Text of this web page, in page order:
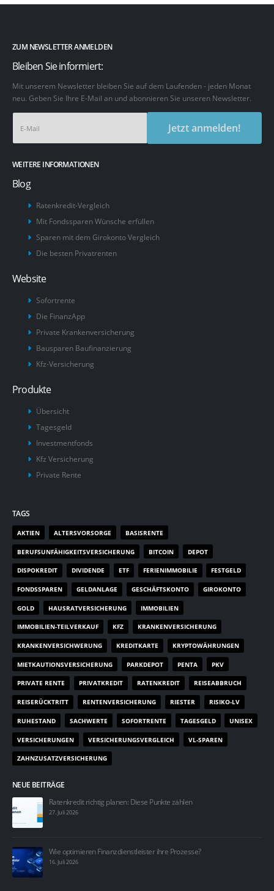
ZUM NEWSLETTER ANMELDEN
Bleiben Sie informiert:
Mit unserem Newsletter bleiben Sie auf dem Laufenden - jeden Monat
neu. Geben Sie Ihre E-Mail an und abonnieren Sie unseren Newsletter.
Jetzt anmelden!
WEITERE INFORMATIONEN
Blog
Ratenkredit-Vergleich
Mit Fondssparen Wünsche erfüllen
Sparen mit dem Girokonto Vergleich
Die besten Privatrenten
Website
Sofortrente
Die FinanzApp
Private Krankenversicherung
Bausparen Baufinanzierung
Kfz-Versicherung
Produkte
Übersicht
Tagesgeld
Investmentfonds
Kfz Versicherung
Private Rente
TAGS
AKTIEN ALTERSVORSORGE BASISRENTE
BERUFSUNFÄHIGKEITSVERSICHERUNG BITCOIN DEPOT
DISPOKREDIT DIVIDENDE ETF FERIENIMMOBILIE FESTGELD
FONDSSPAREN GELDANLAGE GESCHÄFTSKONTO GIROKONTO
GOLD HAUSRATVERSICHERUNG IMMOBILIEN
IMMOBILIEN-TEILVERKAUF KFZ KRANKENVERSICHERUNG
KRANKENVERSICHWERUNG KREDITKARTE KRYPTOWÄHRUNGEN
MIETKAUTIONSVERSICHERUNG PARKDEPOT PENTA PKV
PRIVATE RENTE PRIVATKREDIT RATENKREDIT REISEABBRUCH
REISERÜCKTRITT RENTENVERSICHERUNG RIESTER RISIKO-LV
RUHESTAND SACHWERTE SOFORTRENTE TAGESGELD UNISEX
VERSICHERUNGEN VERSICHERUNGSVERGLEICH VL-SPAREN
ZAHNZUSATZVERSICHERUNG
NEUE BEITRÄGE
Ratenkredit richtig planen: Diese Punkte zählen
27. Juli 2026
Wie optimieren Finanzdienstleister ihre Prozesse?
16. Juli 2026